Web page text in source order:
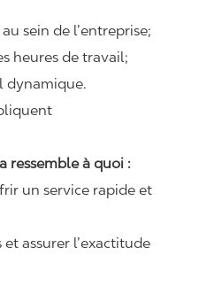
sein de l’entreprise;
heures de travail;
dynamique.
ressemble à quoi :
un service rapide et
assurer l’exactitude